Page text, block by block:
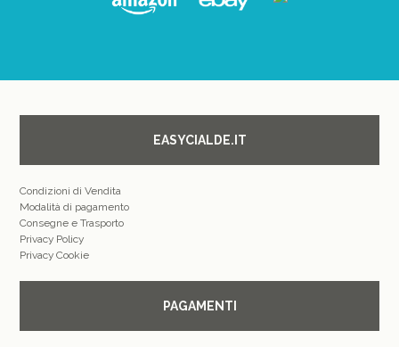
EASYCIALDE.IT
Condizioni di Vendita
Modalità di pagamento
Consegne e Trasporto
Privacy Policy
Privacy Cookie
PAGAMENTI